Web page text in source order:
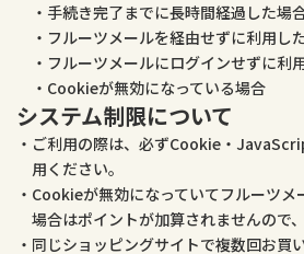
手続き完了までに長時間経過した場
フルーツメールを経由せずに利用し
フルーツメールにログインせずに利
Cookieが無効になっている場合
システム制限について
ご利用の際は、必ずCookie・
用ください。
Cookieが無効になっていてフルーツメ
場合はポイントが加算されませんので
同じショッピングサイトで複数回お買